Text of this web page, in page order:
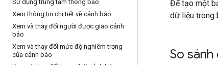
Sử dụng trung tâm thông báo
Xem thông tin chi tiết về cảnh báo
Xem và thay đổi người được giao cảnh
báo
Xem và thay đổi mức độ nghiêm trọng
của cảnh báo
Để tạo một
dữ liệu trong
So